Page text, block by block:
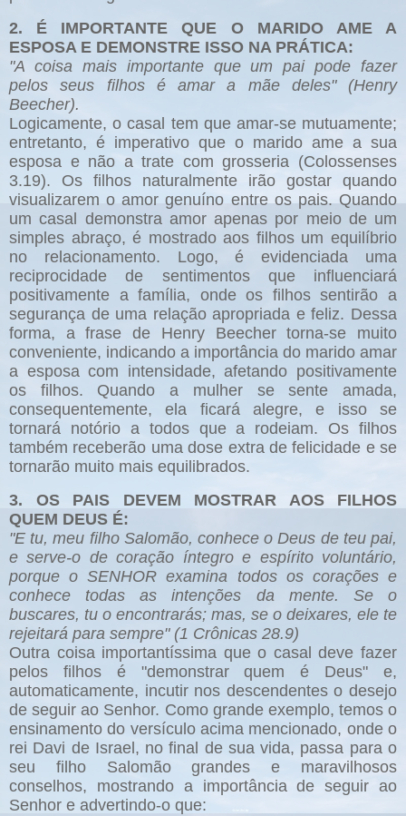
2. É IMPORTANTE QUE O MARIDO AME A
ESPOSA E DEMONSTRE ISSO NA PRÁTICA:
"A coisa mais importante que um pai pode fazer
pelos seus filhos é amar a mãe deles" (Henry
Beecher).
Logicamente, o casal tem que amar-se mutuamente;
entretanto, é imperativo que o marido ame a sua
esposa e não a trate com grosseria (Colossenses
3.19). Os filhos naturalmente irão gostar quando
visualizarem o amor genuíno entre os pais. Quando
um casal demonstra amor apenas por meio de um
simples abraço, é mostrado aos filhos um equilíbrio
no relacionamento. Logo, é evidenciada uma
reciprocidade de sentimentos que influenciará
positivamente a família, onde os filhos sentirão a
segurança de uma relação apropriada e feliz. Dessa
forma, a frase de Henry Beecher torna-se muito
conveniente, indicando a importância do marido amar
a esposa com intensidade, afetando positivamente
os filhos. Quando a mulher se sente amada,
consequentemente, ela ficará alegre, e isso se
tornará notório a todos que a rodeiam. Os filhos
também receberão uma dose extra de felicidade e se
tornarão muito mais equilibrados.
3. OS PAIS DEVEM MOSTRAR AOS FILHOS
QUEM DEUS É:
"E tu, meu filho Salomão, conhece o Deus de teu pai,
e serve-o de coração íntegro e espírito voluntário,
porque o SENHOR examina todos os corações e
conhece todas as intenções da mente. Se o
buscares, tu o encontrarás; mas, se o deixares, ele te
rejeitará para sempre" (1 Crônicas 28.9)
Outra coisa importantíssima que o casal deve fazer
pelos filhos é "demonstrar quem é Deus" e,
automaticamente, incutir nos descendentes o desejo
de seguir ao Senhor. Como grande exemplo, temos o
ensinamento do versículo acima mencionado, onde o
rei Davi de Israel, no final de sua vida, passa para o
seu filho Salomão grandes e maravilhosos
conselhos, mostrando a importância de seguir ao
Senhor e advertindo-o que: